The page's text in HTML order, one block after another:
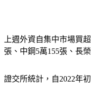
上週外資自集中市場買